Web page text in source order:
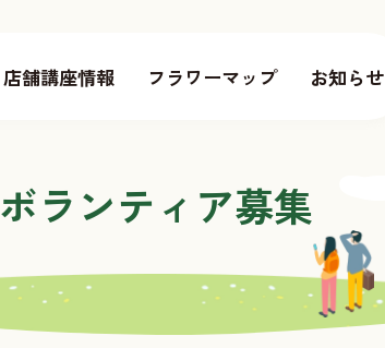
店舗講座情報 フラワーマップ お知らせ
ボランティア募集